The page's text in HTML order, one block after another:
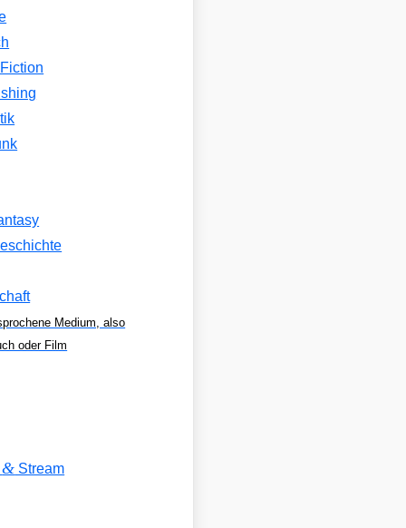
Medium, also
oder Film
& Stream